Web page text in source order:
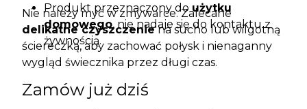
Produkt przeznaczony do użytku
domowego, nie nadaje się do kontaktu z
żywnością.
Nie należy myć w zmywarce. Zalecane
delikatne czyszczeniena sucho lub wilgotną
ściereczką, aby zachować połysk i nienaganny
wygląd świecznika przez długi czas.
Zamów już dziś